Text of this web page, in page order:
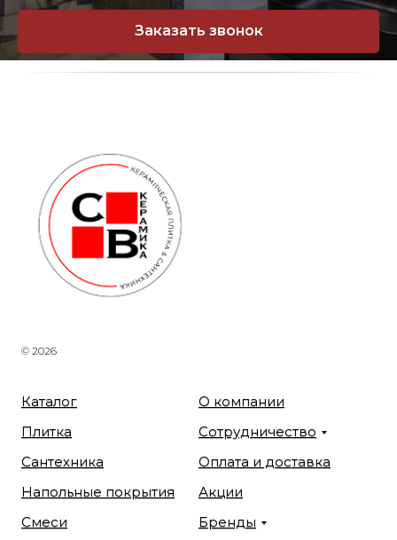
Заказать звонок
© 2026
Каталог
Плитка
Сантехника
Напольные покрытия
Смеси
О компании
Сотрудничество
Оплата и доставка
Акции
Бренды